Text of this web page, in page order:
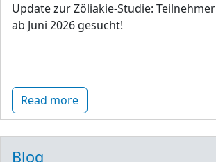
Update zur Zöliakie-Studie: Teilnehmer
ab Juni 2026 gesucht!
Read more
Blog